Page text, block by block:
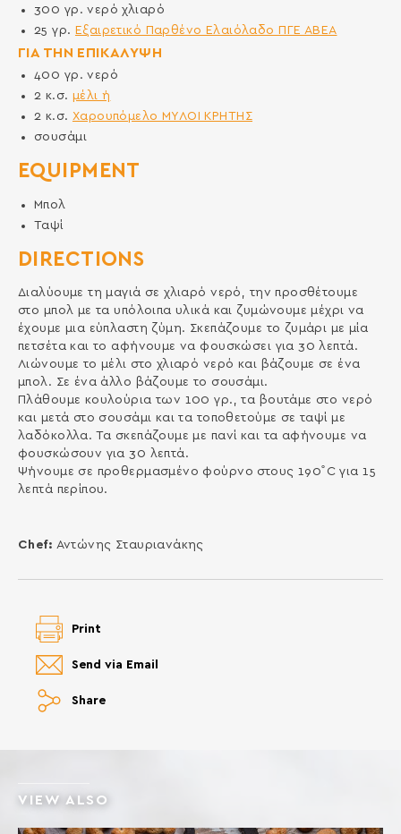
DIRECTIONS
Διαλύουμε τη μαγιά σε χλιαρό νερό, την προσθέτουμε
στο μπολ με τα υπόλοιπα υλικά και ζυμώνουμε μέχρι να
έχουμε μια εύπλαστη ζύμη. Σκεπάζουμε το ζυμάρι με μία
πετσέτα και το αφήνουμε να φουσκώσει για 30 λεπτά.
Λιώνουμε το μέλι στο χλιαρό νερό και βάζουμε σε ένα
μπολ. Σε ένα άλλο βάζουμε το σουσάμι.
Πλάθουμε κουλούρια των 100 γρ., τα βουτάμε στο νερό
και μετά στο σουσάμι και τα τοποθετούμε σε ταψί με
λαδόκολλα. Τα σκεπάζουμε με πανί και τα αφήνουμε να
φουσκώσουν για 30 λεπτά.
Ψήνουμε σε προθερμασμένο φούρνο στους 190˚C για 15
λεπτά περίπου.
Chef: Αντώνης Σταυριανάκης
300 γρ.νερό χλιαρό
25γρ. Εξαιρετικό Παρθένο Ελαιόλαδο ΠΓΕ ΑΒΕΑ
ΓΙΑ ΤΗΝ ΕΠΙΚΑΛΥΨΗ
400 γρ.νερό
2 κ.σ. μέλι ή
2 κ.σ. Χαρουπόμελο ΜΥΛΟΙ ΚΡΗΤΗΣ
σουσάμι
EQUIPMENT
Μπολ
Ταψί
Share
Send via Email
Print
VIEW ALSO